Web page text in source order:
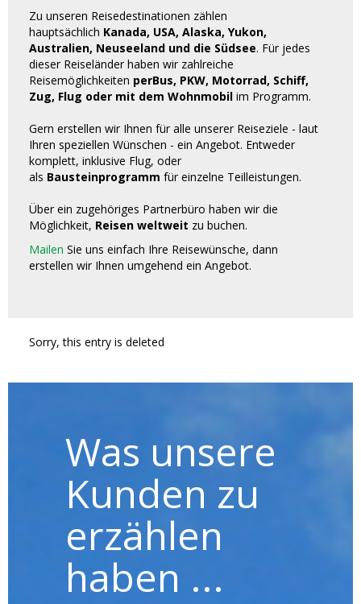
Zu unseren Reisedestinationen zählen
hauptsächlich Kanada, USA, Alaska, Yukon,
Australien, Neuseeland und die Südsee. Für jedes
dieser Reiseländer haben wir zahlreiche
Reisemöglichkeiten perBus, PKW, Motorrad, Schiff,
Zug, Flug oder mit dem Wohnmobil im Programm.
Gern erstellen wir Ihnen für alle unserer Reiseziele - laut
Ihren speziellen Wünschen - ein Angebot. Entweder
komplett, inklusive Flug, oder
als Bausteinprogramm für einzelne Teilleistungen.
Über ein zugehöriges Partnerbüro haben wir die
Möglichkeit, Reisen weltweit zu buchen.
Mailen Sie uns einfach Ihre Reisewünsche, dann
erstellen wir Ihnen umgehend ein Angebot.
Sorry, this entry is deleted
Was unsere
Kunden zu
erzählen
haben ...